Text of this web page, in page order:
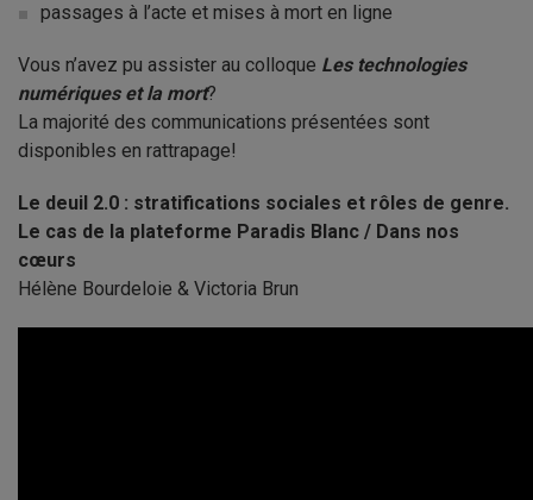
passages à l’acte et mises à mort en ligne
Vous n’avez pu assister au colloque Les technologies
numériques et la mort?
La majorité des communications présentées sont
disponibles en rattrapage!
Le deuil 2.0 : stratifications sociales et rôles de genre.
Le cas de la plateforme Paradis Blanc / Dans nos
cœurs
Hélène Bourdeloie & Victoria Brun